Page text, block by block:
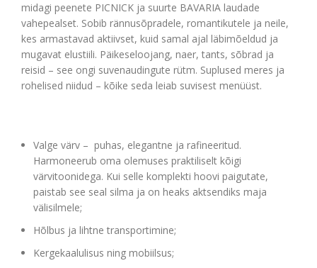
midagi peenete PICNICK ja suurte BAVARIA laudade
vahepealset. Sobib rännusõpradele, romantikutele ja neile,
kes armastavad aktiivset, kuid samal ajal läbimõeldud ja
mugavat elustiili. Päikeseloojang, naer, tants, sõbrad ja
reisid – see ongi suvenaudingute rütm. Suplused meres ja
rohelised niidud – kõike seda leiab suvisest menüüst.
Valge värv – puhas, elegantne ja rafineeritud.
Harmoneerub oma olemuses praktiliselt kõigi
värvitoonidega. Kui selle komplekti hoovi paigutate,
paistab see seal silma ja on heaks aktsendiks maja
välisilmele;
Hõlbus ja lihtne transportimine;
Kergekaalulisus ning mobiilsus;